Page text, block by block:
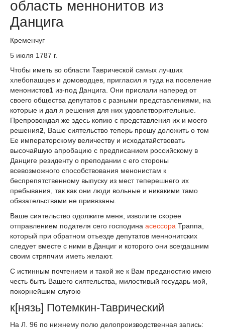
область меннонитов из
Данцига
Кременчуг
5 июля 1787 г.
Чтобы иметь во области Таврической самых лучших
хлебопашцев и домоводцев, пригласил я туда на поселение
менонистов1 из-под Данцига. Они прислали наперед от
своего общества депутатов с разными представлениями, на
которые и дал я решения для них удовлетворительные.
Препровождая же здесь копию с представления их и моего
решения2, Ваше сиятельство теперь прошу доложить о том
Ее императорскому величеству и исходатайствовать
высочайшую апробацию с предписанием российскому в
Данциге резиденту о преподании с его стороны
всевозможного способствования менонистам к
беспрепятственному выпуску из мест теперешнего их
пребывания, так как они люди вольные и никакими тамо
обязательствами не привязаны.
Ваше сиятельство одолжите меня, изволите скорее
отправлением подателя сего господина асессора Траппа,
который при обратном отъезде депутатов меннонитских
следует вместе с ними в Данциг и которого они всегдашним
своим стряпчим иметь желают.
С истинным почтением и такой же к Вам преданостию имею
честь бытъ Вашего сиятельства, милостивый государь мой,
покорнейшим слугою
к[нязь] Потемкин-Таврический
На Л. 96 по нижнему полю делопроизводственная запись: